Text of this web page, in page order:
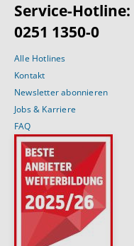
Service-Hotline:
0251 1350-0
Alle Hotlines
Kontakt
Newsletter abonnieren
Jobs & Karriere
FAQ